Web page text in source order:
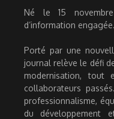
Né le 15
d’information engagée.
Porté par une
journal relève le défi
modernisation, tout
collaborateurs
professionnalisme,
du développement